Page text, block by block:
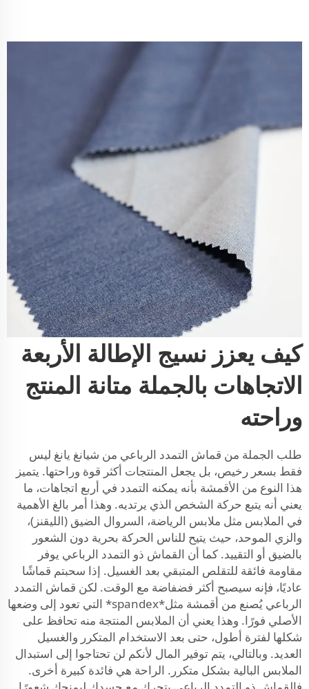
كيف يعزز نسيج الإطالة الأربعة
الاتجاهات بالجملة متانة المنتج
وراحته
طلب الجملة من قماش التمدد الرباعي من شيانغ يانغ ليس
فقط بسعر رخيص، بل يجعل المنتجات أكثر قوة وراحتها. يتميز
هذا النوع من الأقمشة بأنه يمكنه التمدد في أربع اتجاهات، ما
يعني أنه يتبع حركة الشخص الذي يرتديه. وهذا أمر بالغ الأهمية
في الملابس مثل ملابس الرياضة، السروال الضيق (الليقنز)،
والزي الموحد، حيث يتيح للناس الحركة بحرية دون الشعور
بالضيق أو التقييد. كما أن القماش ذو التمدد الرباعي يوفر
مقاومة فائقة للتقلص المتبقي بعد الغسيل. إذا سحبتم قماشًا
عاديًا، فإنه سيصبح أكثر فضفاضة مع الوقت. لكن قماش التمدد
الرباعي يُصنع من أقمشة مثل*spandex* التي تعود إلى وضعها
الأصلي فورًا. وهذا يعني أن الملابس المنتجة منه تحافظ على
شكلها لفترة أطول، حتى بعد الاستخدام المتكرر والغسيل
العديد. وبالتالي، يتم توفير المال لأنكم لن تحتاجوا إلى استبدال
الملابس البالية بشكل متكرر. الراحة هي فائدة كبيرة أخرى.